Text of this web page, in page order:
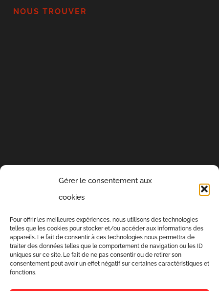
Gérer le consentement aux
cookies
Pour offrir les meilleures expériences, nous utilisons des technologies
telles que les cookies pour stocker et/ou accéder aux informations des
appareils. Le fait de consentir à ces technologies nous permettra de
traiter des données telles que le comportement de navigation ou les ID
uniques sur ce site. Le fait de ne pas consentir ou de retirer son
consentement peut avoir un effet négatif sur certaines caractéristiques et
fonctions.
NOUS TROUVER
Constructeur maison Saint-Omer|Constructeur
maison Arques| Constructeur maison Saint-martin-